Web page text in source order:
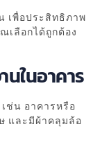
เพื่อประสิทธิภาพ
เลือกได้ถูกต้อง
นในอาคาร
ช่น อาคารหรือ
และมีผ้าคลุมล้อ